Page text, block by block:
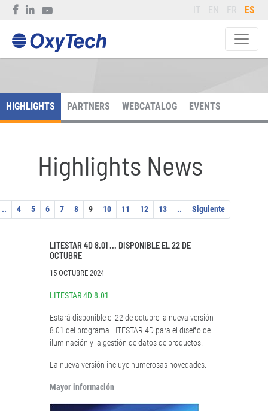
IT EN FR ES
HIGHLIGHTS PARTNERS WEBCATALOG EVENTS
Highlights News
.. 4 5 6 7 8 9 10 11 12 13 .. Siguiente
LITESTAR 4D 8.01 ... DISPONIBLE EL 22 DE
OCTUBRE
15 OCTUBRE 2024
LITESTAR 4D 8.01
Estará disponible el 22 de octubre la nueva versión
8.01 del programa LITESTAR 4D para el diseño de
iluminación y la gestión de datos de productos.
La nueva versión incluye numerosas novedades.
Mayor información